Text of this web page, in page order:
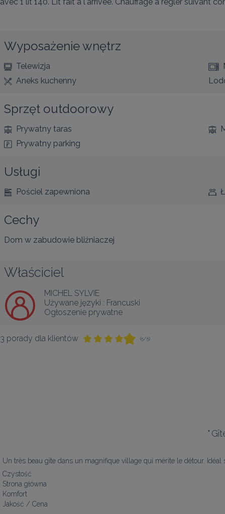
Wyposażenie wnętrz
Telewizja
Aneks kuchenny
Sprzęt outdoorowy
Prywatny taras
Prywatny parking
Usługi
Pościel zapewniona
Cechy
Dom w zabudowie bliźniaczej
Właściciel
MICHEL SYLVIE
Używane języki : Francuski
Ogłoszenie prywatne
3 porady dla klientów (5/5)
"
Un très beau gîte dans un magnifique village qui mérite le détour.
Czystość
Strona główna
Komfort
Jakość / Cena